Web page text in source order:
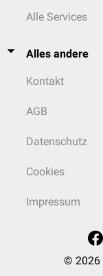
Alle Services
Alles andere
Kontakt
AGB
Datenschutz
Cookies
Impressum
© 2026